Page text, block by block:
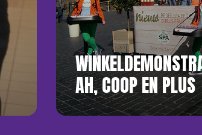
AH, COOP EN PLUS